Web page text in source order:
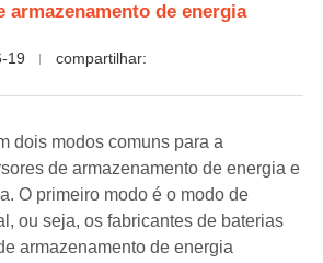
armazenamento de energia
19 compartilhar:
dois modos comuns para a
de armazenamento de energia e
O primeiro modo é o modo de
ou seja, os fabricantes de baterias
armazenamento de energia